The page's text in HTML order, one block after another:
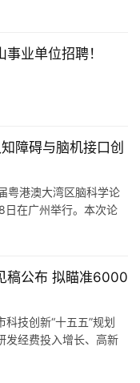
业单位招聘！
障碍与脑机接口创
粤港澳大湾区脑科学论
日在广州举行。本次论
稿公布 拟瞄准6000
技创新“十五五”规划
发经费投入增长、高新